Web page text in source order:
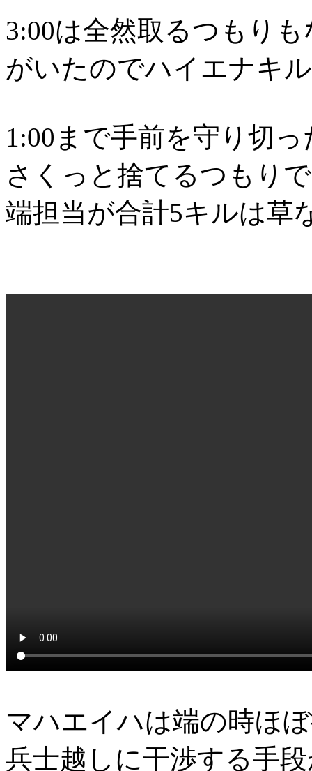
3:00は全然取るつもり
がいたのでハイエナキ
1:00まで手前を守り切
さくっと捨てるつもり
端担当が合計5キルは草
マハエイハは端の時ほ
兵士越しに干渉する手